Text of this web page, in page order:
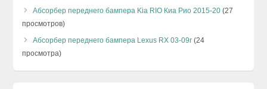
Абсорбер переднего бампера Kia RIO Киа Рио 2015-20 (27
просмотров)
Абсорбер переднего бампера Lexus RX 03-09г (24
просмотра)